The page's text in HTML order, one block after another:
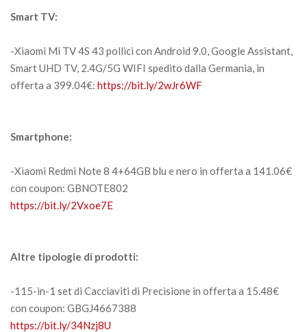
Smart TV:
-Xiaomi Mi TV 4S 43 pollici con Android 9.0, Google Assistant,
Smart UHD TV, 2.4G/5G WIFI spedito dalla Germania, in
offerta a 399.04€: https://bit.ly/2wJr6WF
Smartphone:
-Xiaomi Redmi Note 8 4+64GB blu e nero in offerta a 141.06€
con coupon: GBNOTE802
https://bit.ly/2Vxoe7E
Altre tipologie di prodotti:
-115-in-1 set di Cacciaviti di Precisione in offerta a 15.48€
con coupon: GBGJ4667388
https://bit.ly/34Nzj8U